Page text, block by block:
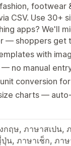
footwear
CSV. Use
apps? We'll
— shoppers get
with
— no manual
conversion
charts —
กฤษ, ภาษาสเปน,
น, ภาษาเช็ก, ภาษ